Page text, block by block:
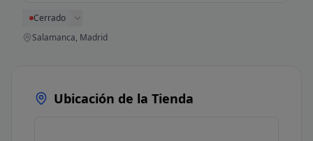
Cerrado
Salamanca, Madrid
Ubicación de la Tienda